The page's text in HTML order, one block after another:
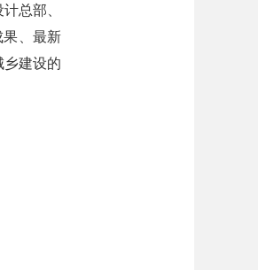
总部、
果、最新
建设的